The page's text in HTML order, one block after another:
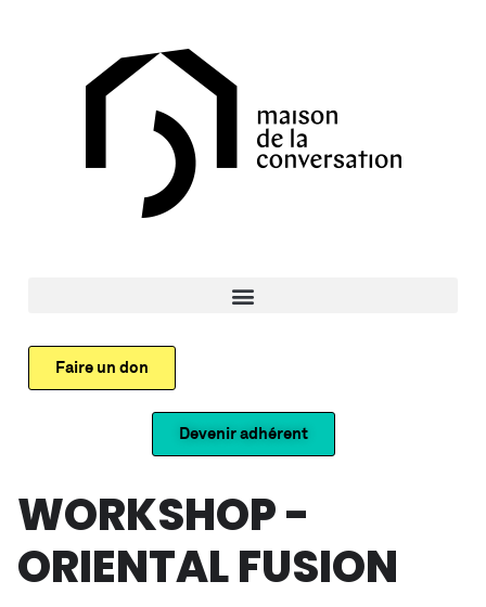
Faire un don
Devenir adhérent
WORKSHOP -
ORIENTAL FUSION